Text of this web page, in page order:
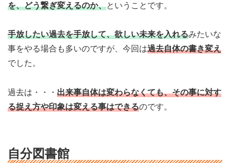
を、どう繋ぎ変えるのか、ということです。
手放したい過去を手放して、欲しい未来を入れるみたいな
事をやる場合も多いのですが、今回は過去自体の書き変え
でした。
過去は・・・ 出来事自体は変わらなくても、その事に対す
る捉え方や印象は変える事はできるのです。
自分図書館